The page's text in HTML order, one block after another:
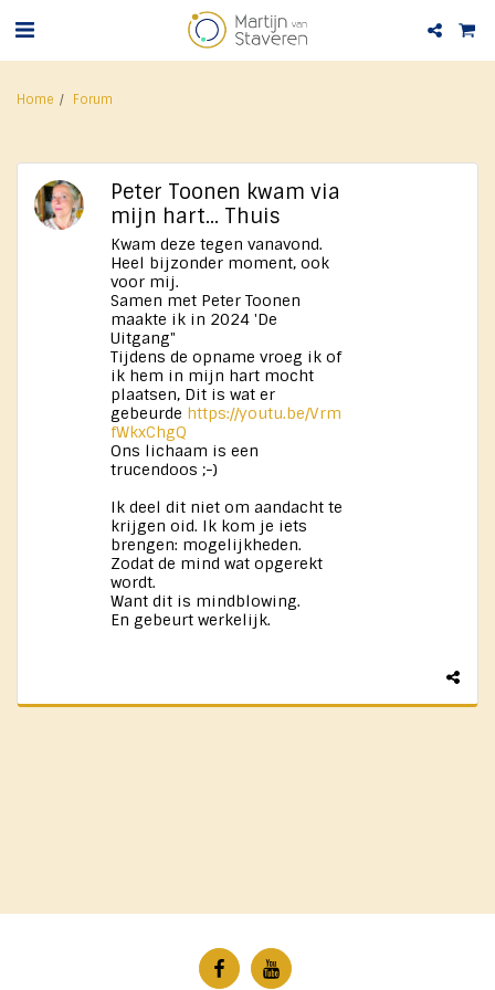
Home Forum
Peter Toonen kwam via
mijn hart... Thuis
Kwam deze tegen vanavond.
Heel bijzonder moment, ook
voor mij.
Samen met Peter Toonen
maakte ik in 2024 'De
Uitgang"
Tijdens de opname vroeg ik of
ik hem in mijn hart mocht
plaatsen, Dit is wat er
gebeurde https://youtu.be/Vrm
fWkxChgQ
Ons lichaam is een
trucendoos ;-)
Ik deel dit niet om aandacht te
krijgen oid. Ik kom je iets
brengen: mogelijkheden.
Zodat de mind wat opgerekt
wordt.
Want dit is mindblowing.
En gebeurt werkelijk.